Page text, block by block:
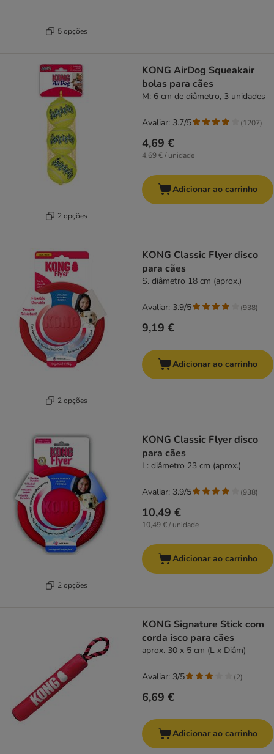
5 opções
2 opções
KONG AirDog Squeakair
bolas para cães
M: 6 cm de diâmetro, 3 unidades
4,69 €
4,69 € / unidade
Avaliar: 3.7/5 (1207)
Adicionar ao carrinho
2 opções
KONG Classic Flyer disco
para cães
S. diâmetro 18 cm (aprox.)
9,19 €
Avaliar: 3.9/5 (938)
Adicionar ao carrinho
2 opções
KONG Classic Flyer disco
para cães
L: diâmetro 23 cm (aprox.)
10,49 €
10,49 € / unidade
Avaliar: 3.9/5 (938)
Adicionar ao carrinho
KONG Signature Stick com
corda isco para cães
aprox. 30 x 5 cm (L x Diâm)
6,69 €
Avaliar: 3/5 (2)
Adicionar ao carrinho